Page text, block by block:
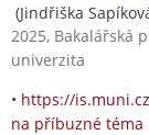
(Jindřiška
2025, Bakalářská
univerzita
• https://
na příbuzné téma